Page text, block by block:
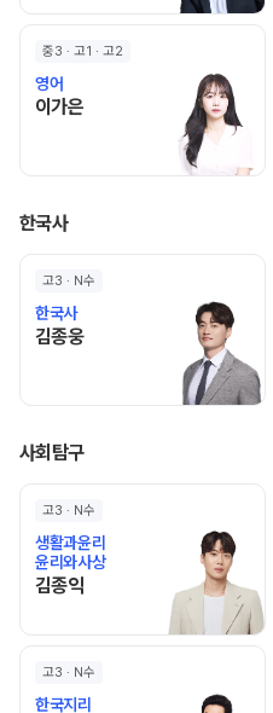
중3 · 고1 · 고2
영어
이가은이가은 선생님 홈 바로가기
한국사
고3 · N수
한국사
김종웅김종웅 선생님 홈 바로가기
사회탐구
고3 · N수
생활과윤리
윤리와사상
김종익김종익 선생님 홈 바로가기
고3 · N수
한국지리